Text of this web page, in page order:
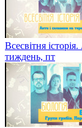
Всесвітня
тиждень, пт